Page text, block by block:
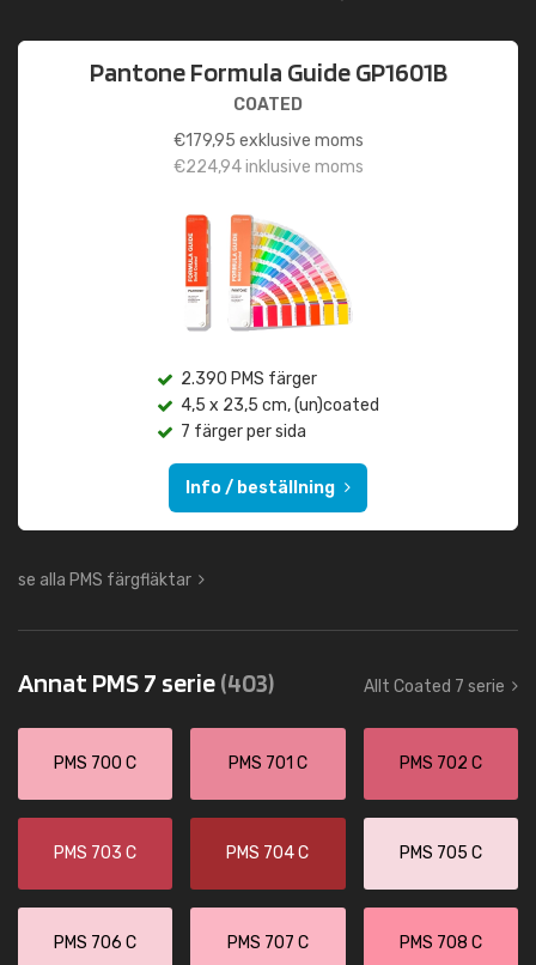
Pantone Formula Guide GP1601B
COATED
€179,95 exklusive moms
€224,94inklusive moms
2.390 PMS färger
4,5 x 23,5 cm, (un)coated
7 färger per sida
Info / beställning
se alla PMS färgfläktar
Annat PMS 7 serie(403) Allt Coated 7 serie
PMS 700 C PMS 701 C PMS 702 C
PMS 703 C PMS 704 C PMS 705 C
PMS 706 C PMS 707 C PMS 708 C